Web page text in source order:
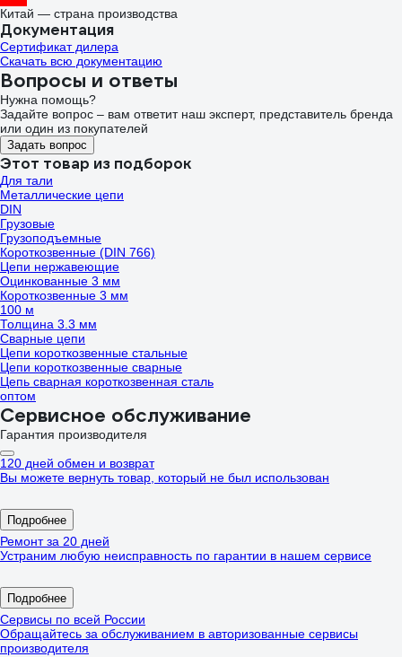
Китай — страна производства
Документация
Сертификат дилера
Скачать всю документацию
Вопросы и ответы
Нужна помощь?
Задайте вопрос – вам ответит наш эксперт, представитель бренда
или один из покупателей
Задать вопрос
Этот товар из подборок
Для тали
Металлические цепи
DIN
Грузовые
Грузоподъемные
Короткозвенные (DIN 766)
Цепи нержавеющие
Оцинкованные 3 мм
Короткозвенные 3 мм
100 м
Толщина 3.3 мм
Сварные цепи
Цепи короткозвенные стальные
Цепи короткозвенные сварные
Цепь сварная короткозвенная сталь
оптом
Сервисное обслуживание
Гарантия производителя
120 дней обмен и возврат
Вы можете вернуть товар, который не был использован
Подробнее
Ремонт за 20 дней
Устраним любую неисправность по гарантии в нашем сервисе
Подробнее
Сервисы по всей России
Обращайтесь за обслуживанием в авторизованные сервисы
производителя